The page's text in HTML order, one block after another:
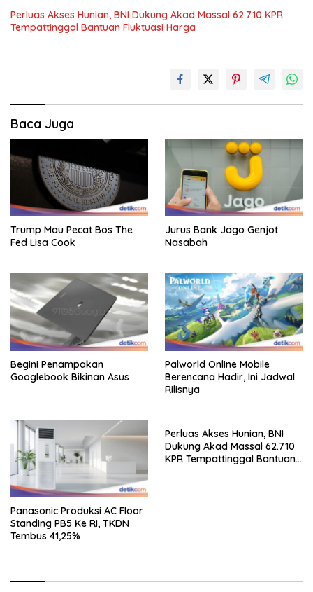
Perluas Akses Hunian, BNI Dukung Akad Massal 62.710 KPR
Tempattinggal Bantuan Fluktuasi Harga
Baca Juga
Trump Mau Pecat Bos The
Fed Lisa Cook
Jurus Bank Jago Genjot
Nasabah
Begini Penampakan
Googlebook Bikinan Asus
Palworld Online Mobile
Berencana Hadir, Ini Jadwal
Rilisnya
Panasonic Produksi AC Floor
Standing PB5 Ke RI, TKDN
Tembus 41,25%
Perluas Akses Hunian, BNI
Dukung Akad Massal 62.710
KPR Tempattinggal Bantuan